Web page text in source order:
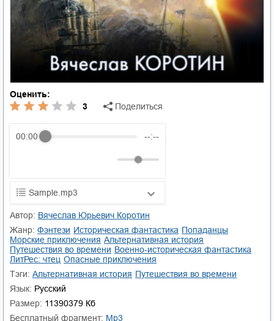
Оценить:
3
Поделиться
00:00 --:--
Sample.mp3
01.mp3 25:10
02.mp3 20:50
03.mp3 14:00
Автор:
Вячеслав Юрьевич Коротин
Жанр:
фэнтези историческая фантастика
попаданцы
морские приключения
альтернативная история
путешествия во времени
военно-историческая фантастика
ЛитРес: чтец
опасные приключения
Тэги:
альтернативная история
путешествия во времени
Язык: Русский
Размер: 11390379 Кб
Бесплатный фрагмент:
mp3